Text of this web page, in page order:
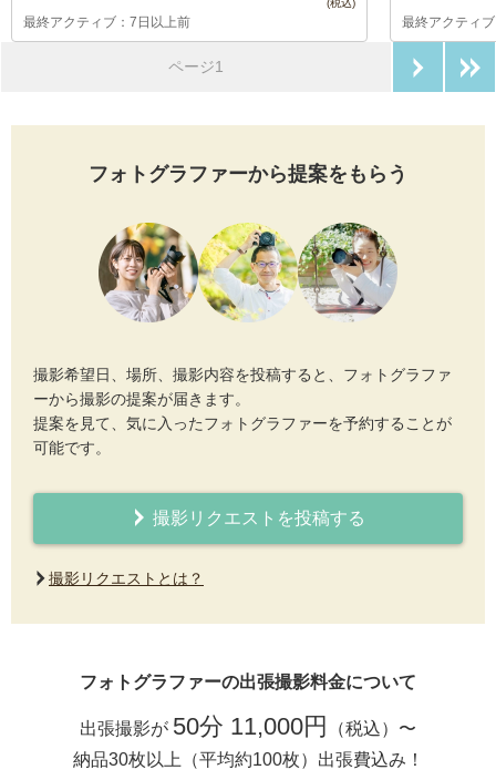
最終アクティブ：7日以上前 最終アクティ
ページ1
フォトグラファーから提案をもらう
撮影希望日、場所、撮影内容を投稿すると、フォトグラファ
ーから撮影の提案が届きます。
提案を見て、気に入ったフォトグラファーを予約することが
可能です。
撮影リクエストを投稿する
撮影リクエストとは？
フォトグラファーの出張撮影料金について
出張撮影が 50分 11,000円
（税込）〜
納品30枚以上（平均約100枚）出張費込み！